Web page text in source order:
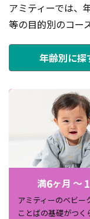
アミティーでは、
等の目的別のコー
年齢別に探
満6ヶ月 ～ 1
アミティーのベビー
ことばの基礎がつく